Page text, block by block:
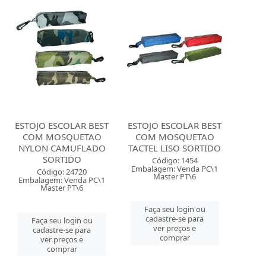
ESTOJO ESCOLAR BEST
COM MOSQUETAO
NYLON CAMUFLADO
SORTIDO
Código: 24720
Embalagem: Venda PC\1
Master PT\6
Faça seu login ou
cadastre-se para
ver preços e
comprar
ESTOJO ESCOLAR BEST
COM MOSQUETAO
TACTEL LISO SORTIDO
Código: 1454
Embalagem: Venda PC\1
Master PT\6
Faça seu login ou
cadastre-se para
ver preços e
comprar